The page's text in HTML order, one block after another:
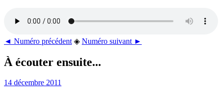
◄ Numéro précédent ◈ Numéro suivant ►
À écouter ensuite...
14 décembre 2011